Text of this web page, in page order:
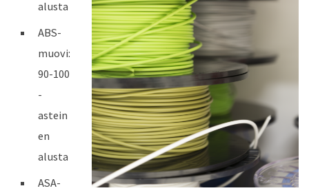
alusta
ABS-
muovi:
90-100
-
astein
en
alusta
ASA-